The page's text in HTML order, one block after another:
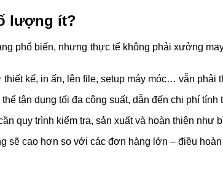
lượng ít?
phổ biến, nhưng thực tế không phải xưởng
kế, in ấn, lên file, setup máy móc… vẫn
tận dụng tối đa công suất, dẫn đến chi phí tính
quy trình kiểm tra, sản xuất và hoàn thiện như
cao hơn so với các đơn hàng lớn – điều hoàn